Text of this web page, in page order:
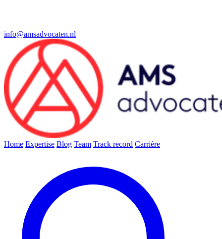
info@amsadvocaten.nl
Home Expertise Blog Team Track record Carrière